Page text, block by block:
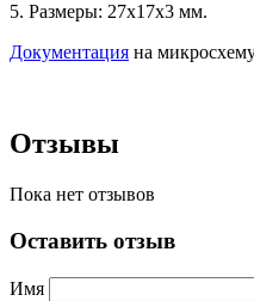
5. Размеры: 27х17х3 мм.
Документация на
Отзывы
Пока нет отзывов
Оставить отзыв
Имя